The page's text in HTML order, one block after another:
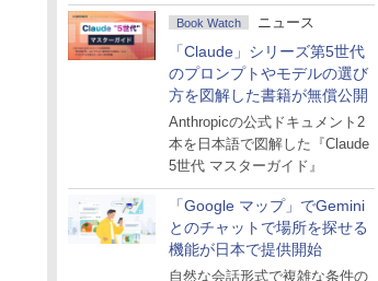
Book Watch ニュース
「Claude」シリーズ第5世代
のプロンプトやモデルの選び
方を図解した書籍が無償公開
Anthropicの公式ドキュメント2
本を日本語で図解した『Claude
5世代 マスターガイド』
「Google マップ」でGemini
とのチャットで場所を探せる
機能が日本で提供開始
自然な会話形式で複雑な条件の